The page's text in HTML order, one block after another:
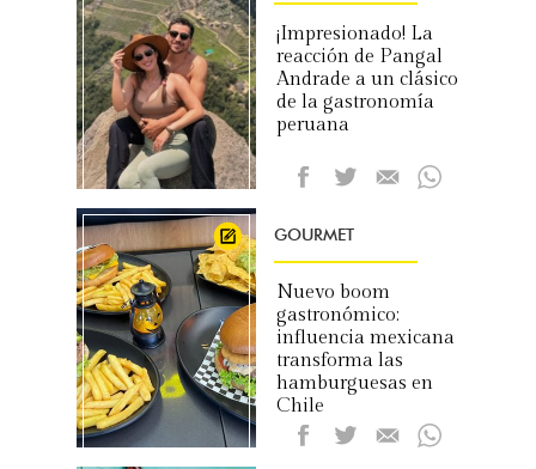
¡Impresionado! La
reacción de Pangal
Andrade a un clásico
de la gastronomía
peruana
GOURMET
Nuevo boom
gastronómico:
influencia mexicana
transforma las
hamburguesas en
Chile